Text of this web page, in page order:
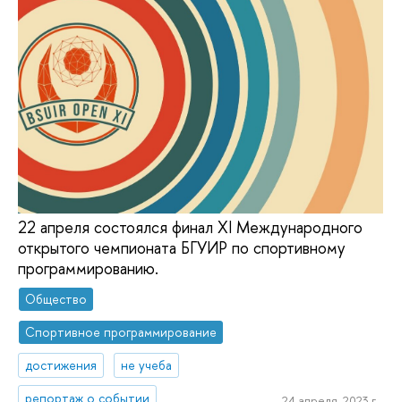
22 апреля состоялся финал XI Международного
открытого чемпионата БГУИР по спортивному
программированию.
Общество
Спортивное программирование
достижения
не учеба
репортаж о событии